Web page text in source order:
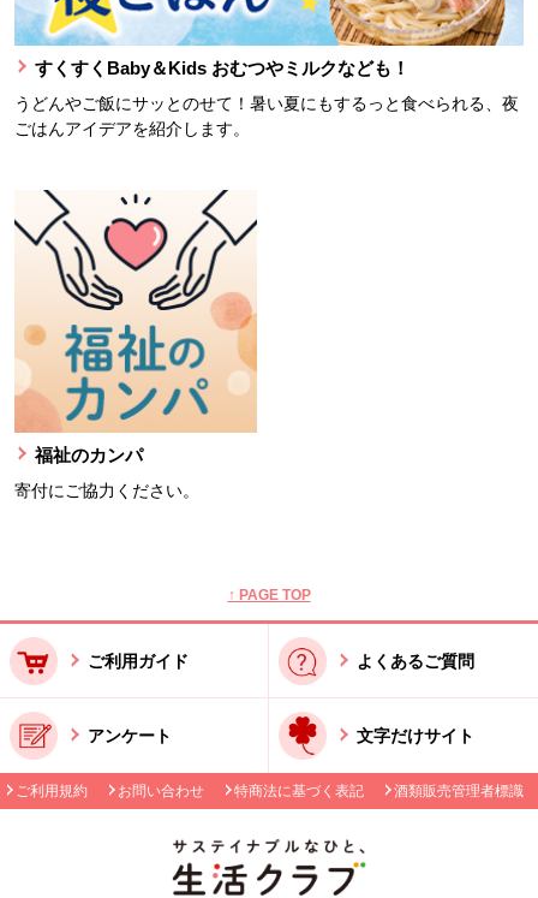
すくすくBaby＆Kids おむつやミルクなども！
うどんやご飯にサッとのせて！暑い夏にもするっと食べられる、夜
ごはんアイデアを紹介します。
福祉のカンパ
寄付にご協力ください。
↑ PAGE TOP
ご利用ガイド よくあるご質問
アンケート 文字だけサイト
ご利用規約 お問い合わせ 特商法に基づく表記 酒類販売管理者標識